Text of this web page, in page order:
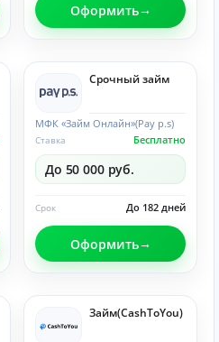
Оформить
Срочный займ
МФК «Займ Онлайн»(Pay p.s)
Бесплатно
Ставка
До 50 000 руб.
До 182 дней
Срок
Оформить
Займ(CashToYou)